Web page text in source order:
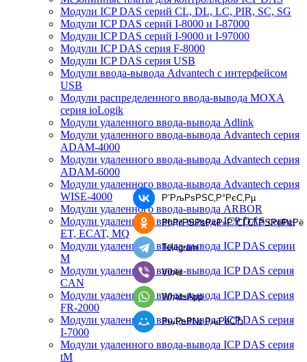
Модули ICP DAS серий CL, DL, LC, PIR, SC, SG
Модули ICP DAS серий I-8000 и I-87000
Модули ICP DAS серий I-9000 и I-97000
Модули ICP DAS серия F-8000
Модули ICP DAS серия USB
Модули ввода-вывода Advantech с интерфейсом
USB
Модули распределенного ввода-вывода MOXA
серия ioLogik
Модули удаленного ввода-вывода Adlink
Модули удаленного ввода-вывода Advantech серия
ADAM-4000
Модули удаленного ввода-вывода Advantech серия
ADAM-6000
Модули удаленного ввода-вывода Advantech серия
WISE-4000
Модули удаленного ввода-вывода ARBOR
Модули удаленного ввода-вывода ICP DAS серии
ET, ECAT, MQ
Модули удаленного ввода-вывода ICP DAS серии
M
Модули удаленного ввода-вывода ICP DAS серия
CAN
Модули удаленного ввода-вывода ICP DAS серия
FR-2000
Модули удаленного ввода-вывода ICP DAS серия
I-7000
Модули удаленного ввода-вывода ICP DAS серия
tM
Р’РљРѕРЅС‚Р°РєС‚Рµ
РћРґРЅРѕРєР»Р°СЃСЃРЅРёРєРё
Telegram
Viber
WhatsApp
РњРѕР№ РњРёСЂ